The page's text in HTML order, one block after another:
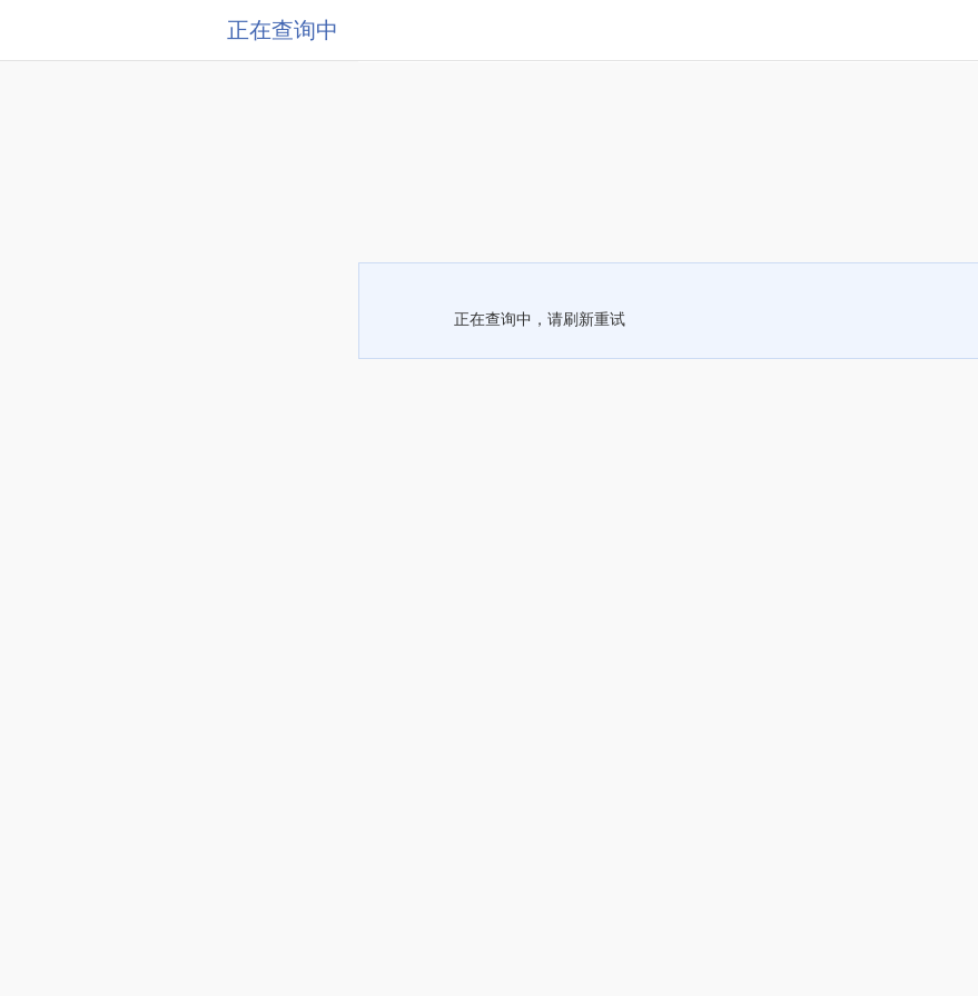
正在查询中
正在查询中，请刷新重试